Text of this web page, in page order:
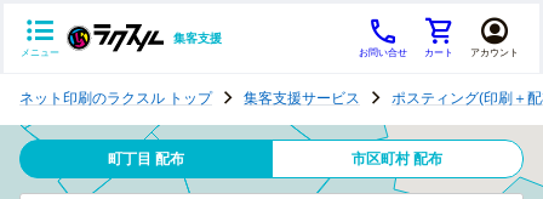
メニュー
集客支援
お問い合せ カート アカウント
テ
ネット印刷のラクスル トップ 集客支援サービス ポスティング(印刷＋
町丁目 配布 市区町村 配布